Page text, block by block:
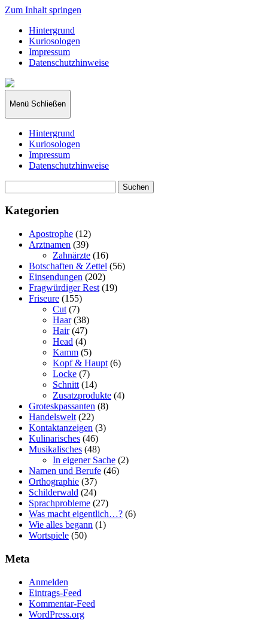
Zum Inhalt springen
Hintergrund
Kuriosologen
Impressum
Datenschutzhinweise
kuriosologie.de
Menü Schließen
Hintergrund
Kuriosologen
Impressum
Datenschutzhinweise
nach:
Kategorien
Apostrophe (12)
Arztnamen (39)
Zahnärzte (16)
Botschaften & Zettel (56)
Einsendungen (202)
Fragwürdiger Rest (19)
Friseure (155)
Cut (7)
Haar(38)
Hair(47)
Head (4)
Kamm (5)
Kopf & Haupt (6)
Locke (7)
Schnitt (14)
Zusatzprodukte (4)
Groteskpassanten (8)
Handelswelt (22)
Kontaktanzeigen (3)
Kulinarisches (46)
Musikalisches (48)
In eigener Sache (2)
Namen und Berufe (46)
Orthographie (37)
Schilderwald (24)
Sprachprobleme (27)
Was macht eigentlich…? (6)
Wie alles begann (1)
Wortspiele (50)
Meta
Anmelden
Eintrags-Feed
Kommentar-Feed
WordPress.org